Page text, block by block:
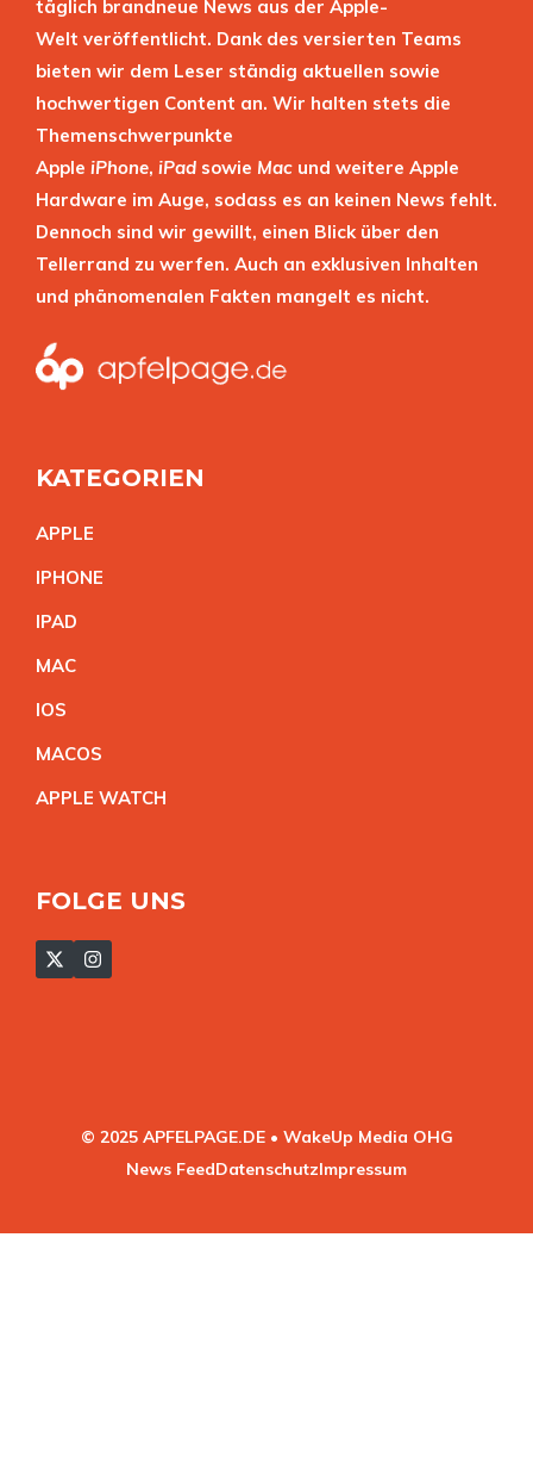
täglich brandneue News aus der Apple-
Welt veröffentlicht. Dank des versierten Teams
bieten wir dem Leser ständig aktuellen sowie
hochwertigen Content an. Wir halten stets die
Themenschwerpunkte
Apple iPhone, iPad sowie Mac und weitere Apple
Hardware im Auge, sodass es an keinen News fehlt.
Dennoch sind wir gewillt, einen Blick über den
Tellerrand zu werfen. Auch an exklusiven Inhalten
und phänomenalen Fakten mangelt es nicht.
KATEGORIEN
APPLE
IPHONE
IPAD
MAC
IOS
MACOS
APPLE WATCH
FOLGE UNS
© 2025 APFELPAGE.DE • WakeUp Media OHG
News FeedDatenschutzImpressum